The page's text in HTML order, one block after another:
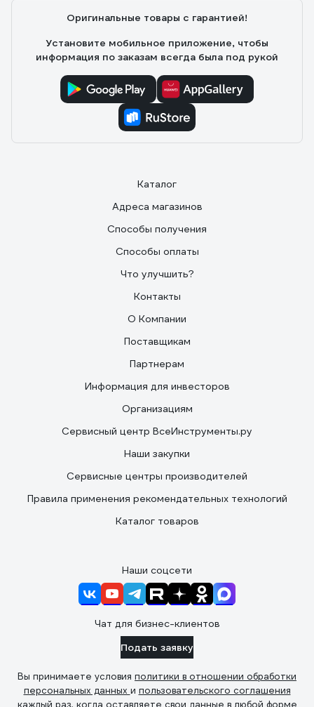
Оригинальные товары с гарантией!
Установите мобильное приложение, чтобы
информация по заказам всегда была под рукой
Каталог
Адреса магазинов
Способы получения
Способы оплаты
Что улучшить?
Контакты
О Компании
Поставщикам
Партнерам
Информация для инвесторов
Организациям
Сервисный центр ВсеИнструменты.ру
Наши закупки
Сервисные центры производителей
Правила применения рекомендательных технологий
Каталог товаров
Наши соцсети
Чат для бизнес-клиентов
Подать заявку
Вы принимаете условия политики в отношении обработки
персональных данных и пользовательского соглашения
каждый раз, когда оставляете свои данные в любой форме